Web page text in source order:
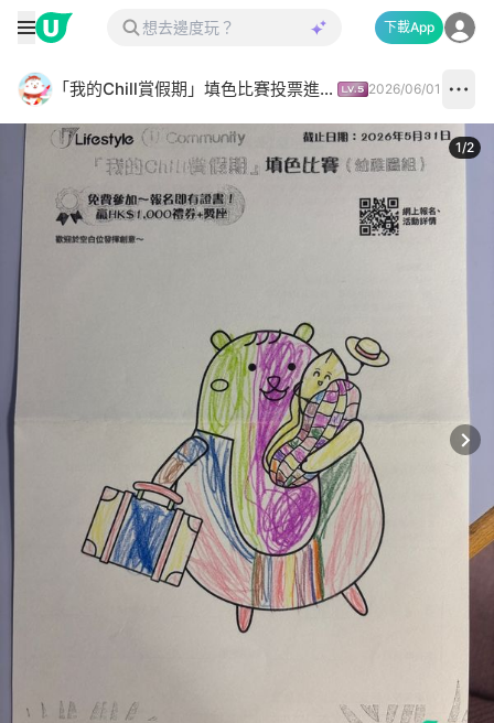
下載App
「我的Chill賞假期」填色比賽投票進行中✅ 2026/06/01
1/2